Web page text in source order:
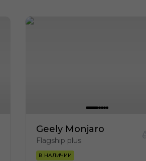
Geely Monjaro
Flagship plus
В НАЛИЧИИ